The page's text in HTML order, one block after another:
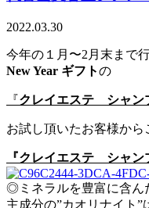
2022.03.30
今年の１月〜2月末まで
New Year ギフトの
『クレイエステ シャン
お試し頂いたお客様か
『クレイエステ シャン
◎ミネラルを豊富に含ん
主成分の”カオリナイト”